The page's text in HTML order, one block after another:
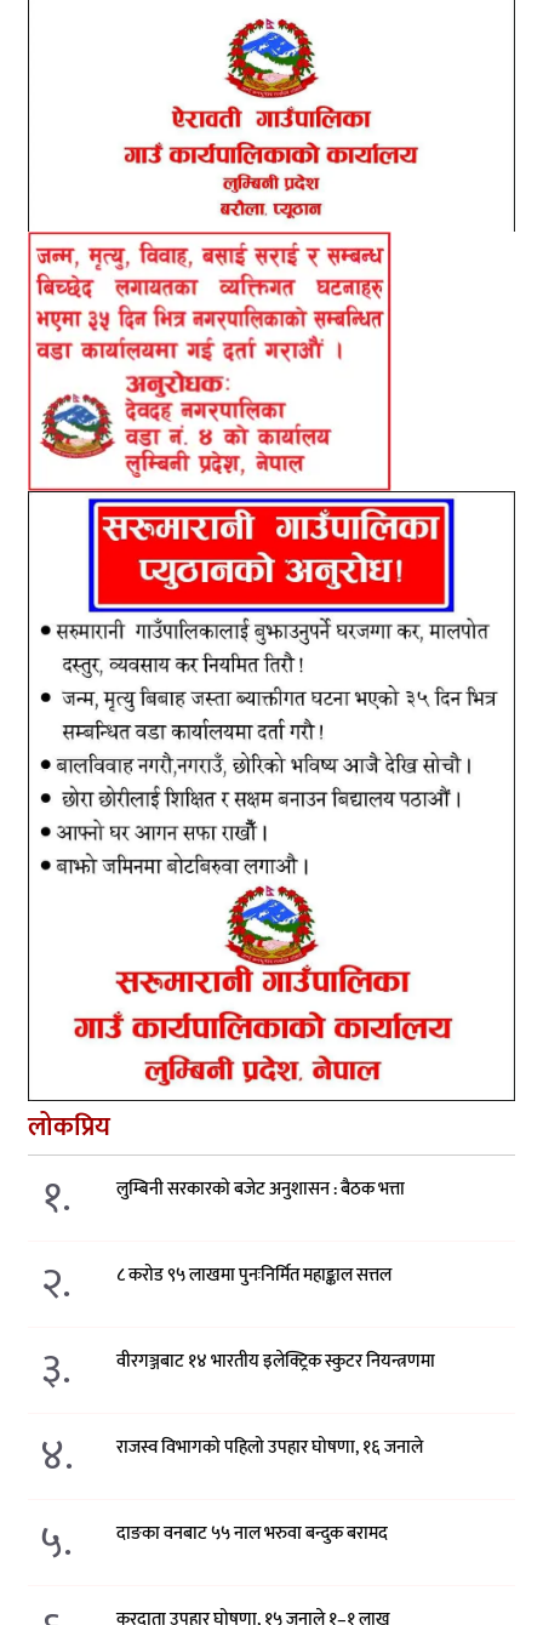
लोकप्रिय
१. लुम्बिनी सरकारको बजेट अनुशासन : बैठक भत्ता
२. ८ करोड ९५ लाखमा पुनःनिर्मित महाङ्काल सत्तल
३. वीरगञ्जबाट १४ भारतीय इलेक्ट्रिक स्कुटर नियन्त्रणमा
४. राजस्व विभागको पहिलो उपहार घोषणा, १६ जनाले
५. दाङका वनबाट ५५ नाल भरुवा बन्दुक बरामद